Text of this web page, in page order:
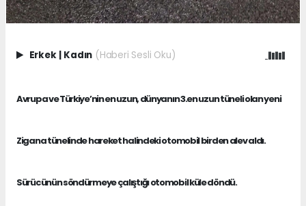
Erkek | Kadın (Haberi Sesli Oku)
Avrupa ve Türkiye’nin en uzun, dünyanın 3.en uzun tüneli olan yeni
Zigana tünelinde hareket halindeki otomobil birden alev aldı.
Sürücünün söndürmeye çalıştığı otomobil küle döndü.